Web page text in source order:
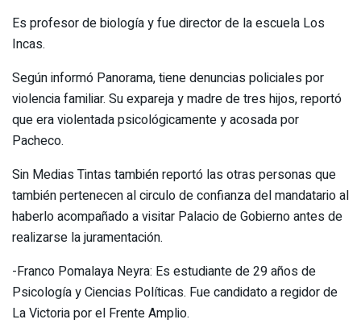
Es profesor de biología y fue director de la escuela Los
Incas.
Según informó Panorama, tiene denuncias policiales por
violencia familiar. Su expareja y madre de tres hijos, reportó
que era violentada psicológicamente y acosada por
Pacheco.
Sin Medias Tintas también reportó las otras personas que
también pertenecen al circulo de confianza del mandatario al
haberlo acompañado a visitar Palacio de Gobierno antes de
realizarse la juramentación.
-Franco Pomalaya Neyra: Es estudiante de 29 años de
Psicología y Ciencias Políticas. Fue candidato a regidor de
La Victoria por el Frente Amplio.